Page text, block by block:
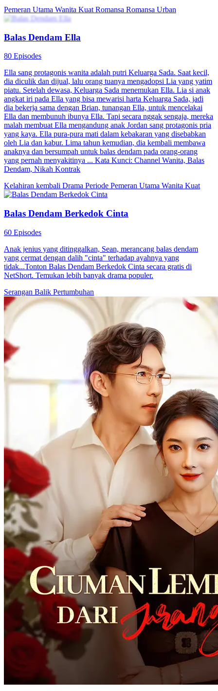
adiknya, Leonardo, dibunuh oleh istrinya Rara Dinata dan sepupu
Kevin Pratama. Rizky pun menyamar sebagai Leonardo yang
“bangkit dari kematian”, menyusup ke dalam keluarga Pratama.
Dengan rencana balas dendam yang cermat, ia mengungkap rahasia
kelam keluarga dan bertekad menuntut balas pada para pengkhianat.
Identitas TersembunyiPemeran Utama PriaKehidupan perkotaan
Ciuman dan Balas Dendam
66 Episodes
Setelah ditipu, Shen Yanxin terlahir kembali dan menghadapi musuh
masa lalunya, Shen Yichuan. Bertekad untuk membalas dendam dan
menyelesaikan dendam lama, dia memulai perjalanan balas dendam.
Pada saat yang sama, cinta memasuki hidupnya, dan dia dengan
terampil menyeimbangkan antara balas dendam dan romansa. Dia
menjalani hidup tanpa penyesalan, penuh dengan cinta yang manis
dan kepuasan untuk membalaskan dendam.
Balas DendamTeka-Teki Identitas